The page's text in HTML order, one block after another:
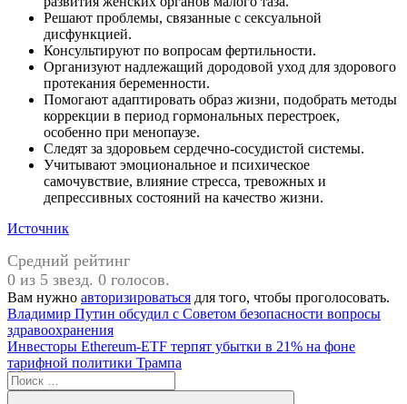
Решают проблемы, связанные с сексуальной
дисфункцией.
Консультируют по вопросам фертильности.
Организуют надлежащий дородовой уход для здорового
протекания беременности.
Помогают адаптировать образ жизни, подобрать методы
коррекции в период гормональных перестроек,
особенно при менопаузе.
Следят за здоровьем сердечно-сосудистой системы.
Учитывают эмоциональное и психическое
самочувствие, влияние стресса, тревожных и
депрессивных состояний на качество жизни.
Источник
Средний рейтинг
0 из 5 звезд. 0 голосов.
Вам нужно авторизироваться для того, чтобы проголосовать.
Навигация
по
записям
Предыдущая
запись:
Владимир Путин обсудил с Советом безопасности вопросы
здравоохранения
Следующая
запись:
Инвесторы Ethereum-ETF терпят убытки в 21% на фоне
тарифной политики Трампа
Поиск
для: